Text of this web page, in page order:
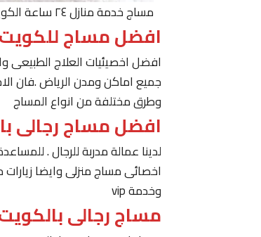
مساج خدمة منازل ٢٤ ساعة الكويت
افضل مساج
افضل اخصيئيات العلاج الطبيعى
جميع اماكن ومدن الرياض .فان
وطرق مختلفة من انواع المساج
افضل مساج رجالى
لدينا عمالة مدربة للرجال .
اخصائى مساج منزلى وايضا
وخدمة vip
مساج رجالى بالكويت 24